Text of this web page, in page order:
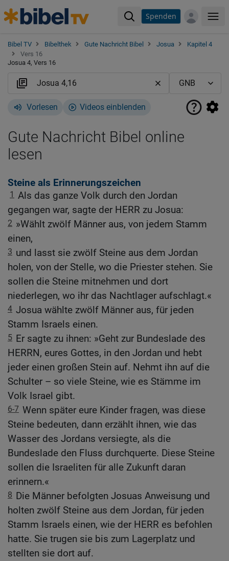
Spenden
Bibel TV Bibelthek Gute Nachricht Bibel Josua
Kapitel 4
Vers 16
Josua 4, Vers 16
Vorlesen Videos einblenden
Gute Nachricht Bibel online
lesen
Steine als Erinnerungszeichen
1 Als das ganze Volk durch den Jordan
gegangen war, sagte der HERR zu Josua:
2 »Wählt zwölf Männer aus, von jedem Stamm
einen,
3 und lasst sie zwölf Steine aus dem Jordan
holen, von der Stelle, wo die Priester stehen. Sie
sollen die Steine mitnehmen und dort
niederlegen, wo ihr das Nachtlager aufschlagt.«
4 Josua wählte zwölf Männer aus, für jeden
Stamm Israels einen.
5 Er sagte zu ihnen: »Geht zur Bundeslade des
HERRN, eures Gottes, in den Jordan und hebt
jeder einen großen Stein auf. Nehmt ihn auf die
Schulter – so viele Steine, wie es Stämme im
Volk Israel gibt.
6-7 Wenn später eure Kinder fragen, was diese
Steine bedeuten, dann erzählt ihnen, wie das
Wasser des Jordans versiegte, als die
Bundeslade den Fluss durchquerte. Diese Steine
sollen die Israeliten für alle Zukunft daran
erinnern.«
8 Die Männer befolgten Josuas Anweisung und
holten zwölf Steine aus dem Jordan, für jeden
Stamm Israels einen, wie der HERR es befohlen
hatte. Sie trugen sie bis zum Lagerplatz und
stellten sie dort auf.